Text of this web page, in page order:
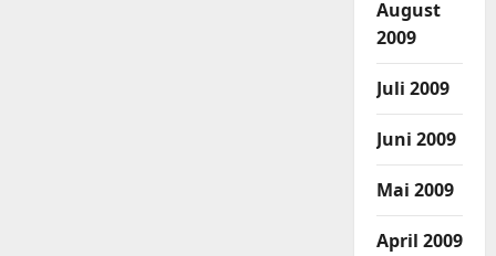
August
2009
Juli 2009
Juni 2009
Mai 2009
April 2009